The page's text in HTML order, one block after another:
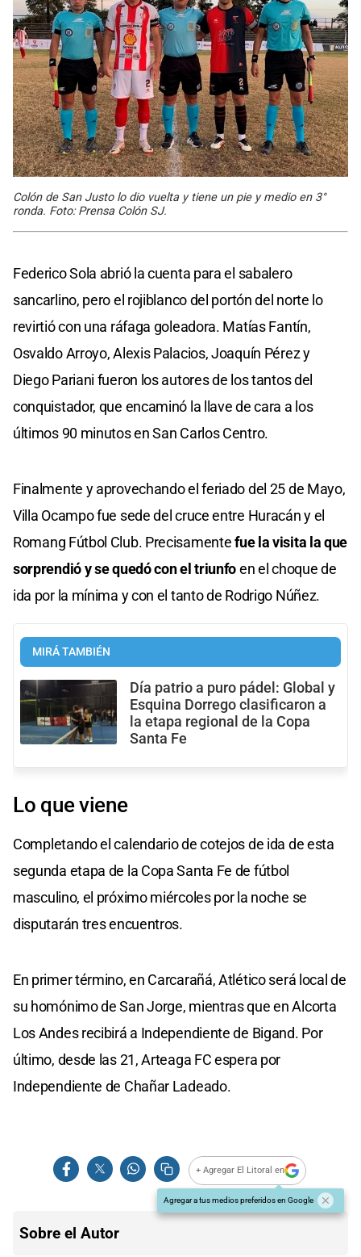
Colón de San Justo lo dio vuelta y tiene un pie y medio en 3°
ronda. Foto: Prensa Colón SJ.
Federico Sola abrió la cuenta para el sabalero
sancarlino, pero el rojiblanco del portón del norte lo
revirtió con una ráfaga goleadora. Matías Fantín,
Osvaldo Arroyo, Alexis Palacios, Joaquín Pérez y
Diego Pariani fueron los autores de los tantos del
conquistador, que encaminó la llave de cara a los
últimos 90 minutos en San Carlos Centro.
Finalmente y aprovechando el feriado del 25 de Mayo,
Villa Ocampo fue sede del cruce entre Huracán y el
Romang Fútbol Club. Precisamentefue la visita la que
sorprendió y se quedó con el triunfoen el choque de
ida por la mínima y con el tanto de Rodrigo Núñez.
MIRÁ TAMBIÉN
Día patrio a puro pádel: Global y
Esquina Dorrego clasificaron a
la etapa regional de la Copa
Santa Fe
Lo que viene
Completando el calendario de cotejos de ida de esta
segunda etapa de la Copa Santa Fe de fútbol
masculino, el próximo miércoles por la noche se
disputarán tres encuentros.
En primer término, en Carcarañá, Atlético será local de
su homónimo de San Jorge, mientras que en Alcorta
Los Andes recibirá a Independiente de Bigand. Por
último, desde las 21, Arteaga FC espera por
Independiente de Chañar Ladeado.
+ Agregar El Litoral en
Agregar a tus medios preferidos en Google
Sobre el Autor